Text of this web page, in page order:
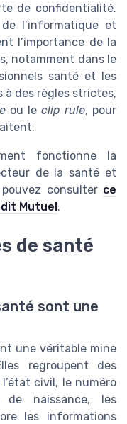
de confidentialité.
l’informatique et
l’importance de la
notamment dans le
santé et les
à des règles strictes,
ou le clip rule, pour
fonctionne la
de la santé et
consulter ce
Mutuel .
de santé
sont une
une véritable mine
regroupent des
civil, le numéro
naissance, les
les informations